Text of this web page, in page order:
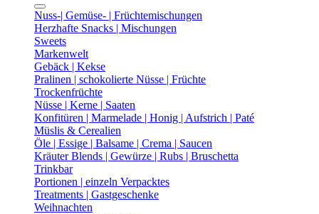
Nuss-| Gemüse- | Früchtemischungen
Herzhafte Snacks | Mischungen
Sweets
Markenwelt
Gebäck | Kekse
Pralinen | schokolierte Nüsse | Früchte
Trockenfrüchte
Nüsse | Kerne | Saaten
Konfitüren | Marmelade | Honig | Aufstrich | Paté
Müslis & Cerealien
Öle | Essige | Balsame | Crema | Saucen
Kräuter Blends | Gewürze | Rubs | Bruschetta
Trinkbar
Portionen | einzeln Verpacktes
Treatments | Gastgeschenke
Weihnachten